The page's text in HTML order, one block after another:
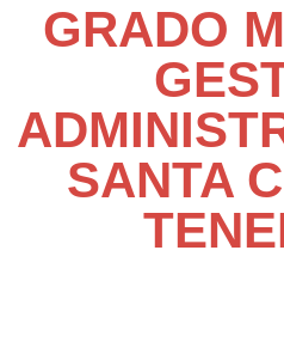
GRADO
SANTA